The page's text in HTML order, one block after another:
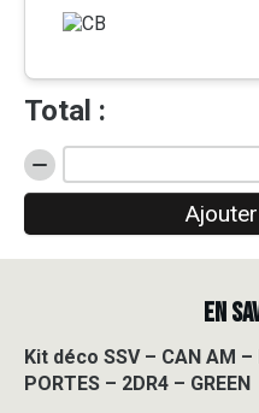
Total :
quantité
de
SSV
-
MAVERICK
EN
Kit déco SSV – CAN AM –
PORTES – 2DR4 – GREEN